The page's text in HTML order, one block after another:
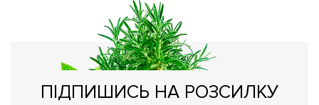
ПІДПИШИСЬ НА РОЗСИЛКУ